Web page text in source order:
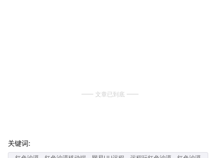
文章已到底
关键词: